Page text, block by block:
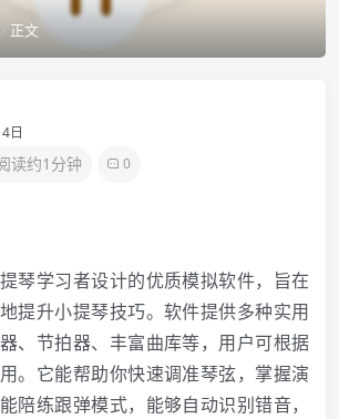
正文
日
读约1分钟 0
琴学习者设计的优质模拟软件，旨在
提升小提琴技巧。软件提供多种实用
、节拍器、丰富曲库等，用户可根据
。它能帮助你快速调准琴弦，掌握演
陪练跟弹模式，能够自动识别错音，